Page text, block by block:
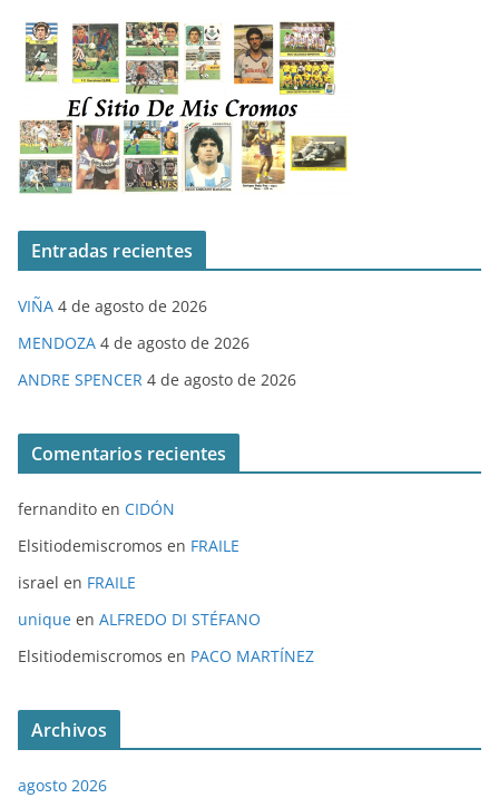
Entradas recientes
VIÑA 4 de agosto de 2026
MENDOZA 4 de agosto de 2026
ANDRE SPENCER 4 de agosto de 2026
Comentarios recientes
fernandito en CIDÓN
Elsitiodemiscromos en FRAILE
israel en FRAILE
unique en ALFREDO DI STÉFANO
Elsitiodemiscromos en PACO MARTÍNEZ
Archivos
agosto 2026